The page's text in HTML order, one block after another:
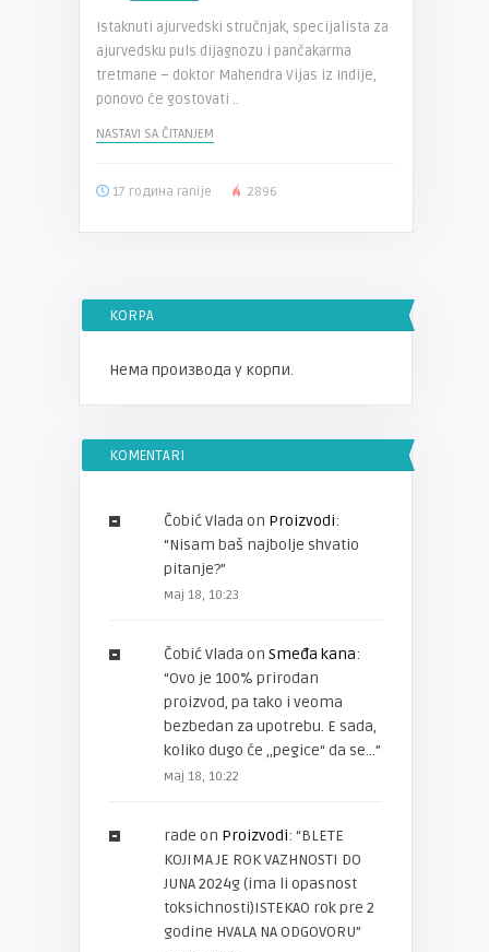
Istaknuti ajurvedski stručnjak, specijalista za
ajurvedsku puls dijagnozu i pančakarma
tretmane – doktor Mahendra Vijas iz Indije,
ponovo će gostovati ..
NASTAVI SA ČITANJEM
17 година ranije 2896
KORPA
Нема производа у корпи.
KOMENTARI
Čobić Vlada on Proizvodi:
“Nisam baš najbolje shvatio
pitanje?”
мај 18, 10:23
Čobić Vlada on Smeđa kana:
“Ovo je 100% prirodan
proizvod, pa tako i veoma
bezbedan za upotrebu. E sada,
koliko dugo će ,,pegice“ da se…”
мај 18, 10:22
rade on Proizvodi: “BLETE
KOJIMA JE ROK VAZHNOSTI DO
JUNA 2024g (ima li opasnost
toksichnosti)ISTEKAO rok pre 2
godine HVALA NA ODGOVORU”